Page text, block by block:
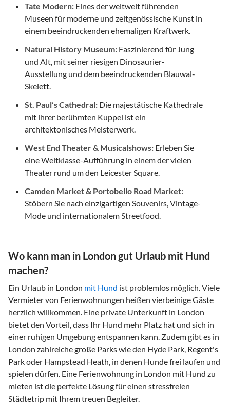
Tate Modern: Eines der weltweit führenden
Museen für moderne und zeitgenössische Kunst in
einem beeindruckenden ehemaligen Kraftwerk.
Natural History Museum: Faszinierend für Jung
und Alt, mit seiner riesigen Dinosaurier-
Ausstellung und dem beeindruckenden Blauwal-
Skelett.
St. Paul’s Cathedral: Die majestätische Kathedrale
mit ihrer berühmten Kuppel ist ein
architektonisches Meisterwerk.
West End Theater & Musicalshows: Erleben Sie
eine Weltklasse-Aufführung in einem der vielen
Theater rund um den Leicester Square.
Camden Market & Portobello Road Market:
Stöbern Sie nach einzigartigen Souvenirs, Vintage-
Mode und internationalem Streetfood.
Wo kann man in London gut Urlaub mit Hund
machen?
Ein Urlaub in London mit Hund ist problemlos möglich. Viele
Vermieter von Ferienwohnungen heißen vierbeinige Gäste
herzlich willkommen. Eine private Unterkunft in London
bietet den Vorteil, dass Ihr Hund mehr Platz hat und sich in
einer ruhigen Umgebung entspannen kann. Zudem gibt es in
London zahlreiche große Parks wie den Hyde Park, Regent's
Park oder Hampstead Heath, in denen Hunde frei laufen und
spielen dürfen. Eine Ferienwohnung in London mit Hund zu
mieten ist die perfekte Lösung für einen stressfreien
Städtetrip mit Ihrem treuen Begleiter.